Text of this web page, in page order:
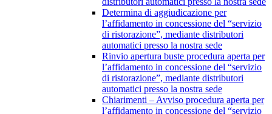
Determina di aggiudicazione per
l’affidamento in concessione del “servizio
di ristorazione”, mediante distributori
automatici presso la nostra sede
Rinvio apertura buste procedura aperta per
l’affidamento in concessione del “servizio
di ristorazione”, mediante distributori
automatici presso la nostra sede
Chiarimenti – Avviso procedura aperta per
l’affidamento in concessione del “servizio